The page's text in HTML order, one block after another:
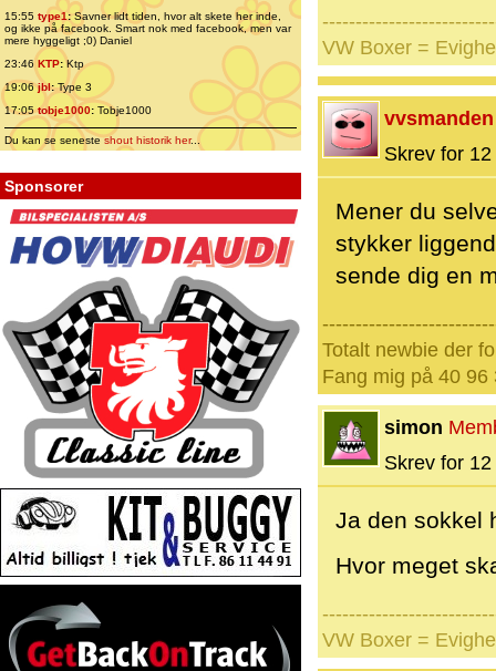
15:55 type1:Savner lidt tiden, hvor alt skete her inde,
og ikke på facebook. Smart nok med facebook, men var
mere hyggeligt ;0) Daniel
23:46 KTP:Ktp
19:06jbl:Type 3
17:05tobje1000: Tobje1000
Du kan se senesteshout historik her...
Sponsorer
VW Boxer =
vvsmanden
Skrev for
Mener du
stykker
sende dig en
Totalt newbie der
Fang mig på 40 96
simon
Skrev for
Ja den sokkel
Hvor meget
VW Boxer =